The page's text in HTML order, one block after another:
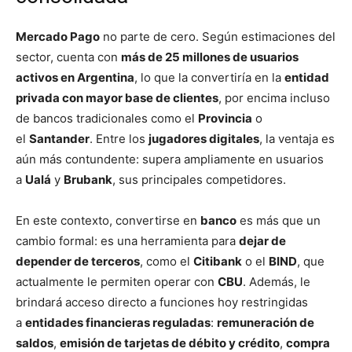
Mercado Pago no parte de cero. Según estimaciones del
sector, cuenta con más de 25 millones de usuarios
activos en Argentina, lo que la convertiría en la entidad
privada con mayor base de clientes, por encima incluso
de bancos tradicionales como el Provincia o
el Santander. Entre los jugadores digitales, la ventaja es
aún más contundente: supera ampliamente en usuarios
a Ualá y Brubank, sus principales competidores.
En este contexto, convertirse en banco es más que un
cambio formal: es una herramienta para dejar de
depender de terceros, como el Citibank o el BIND, que
actualmente le permiten operar con CBU. Además, le
brindará acceso directo a funciones hoy restringidas
a entidades financieras reguladas: remuneración de
saldos, emisión de tarjetas de débito y crédito, compra